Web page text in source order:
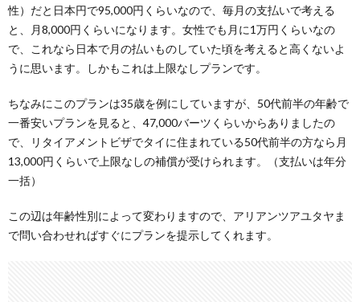
性）だと日本円で95,000円くらいなので、毎月の支払いで考える
と、月8,000円くらいになります。女性でも月に1万円くらいなの
で、これなら日本で月の払いものしていた頃を考えると高くないよ
うに思います。しかもこれは上限なしプランです。
ちなみにこのプランは35歳を例にしていますが、50代前半の年齢で
一番安いプランを見ると、47,000バーツくらいからありましたの
で、リタイアメントビザでタイに住まれている50代前半の方なら月
13,000円くらいで上限なしの補償が受けられます。（支払いは年分
一括）
この辺は年齢性別によって変わりますので、アリアンツアユタヤま
で問い合わせればすぐにプランを提示してくれます。